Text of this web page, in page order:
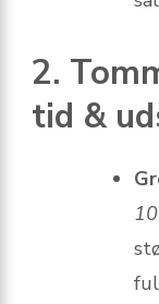
2.
tid &